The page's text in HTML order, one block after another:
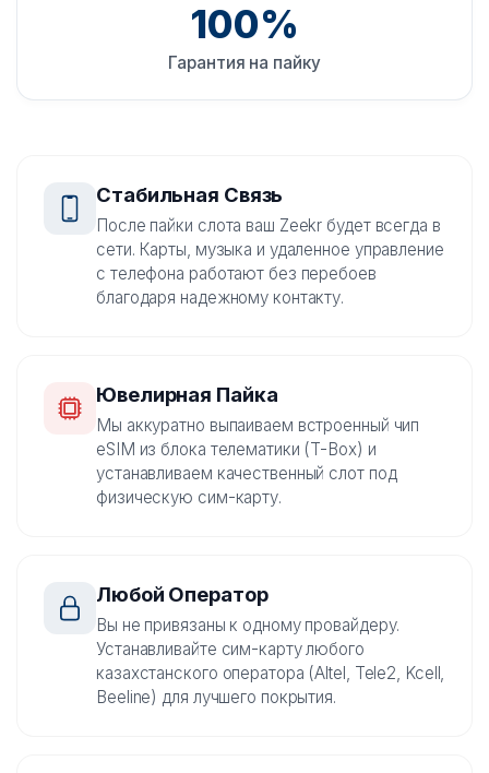
100%
Гарантия на пайку
Стабильная Связь
После пайки слота ваш Zeekr будет всегда в
сети. Карты, музыка и удаленное управление
с телефона работают без перебоев
благодаря надежному контакту.
Ювелирная Пайка
Мы аккуратно выпаиваем встроенный чип
eSIM из блока телематики (T-Box) и
устанавливаем качественный слот под
физическую сим-карту.
Любой Оператор
Вы не привязаны к одному провайдеру.
Устанавливайте сим-карту любого
казахстанского оператора (Altel, Tele2, Kcell,
Beeline) для лучшего покрытия.